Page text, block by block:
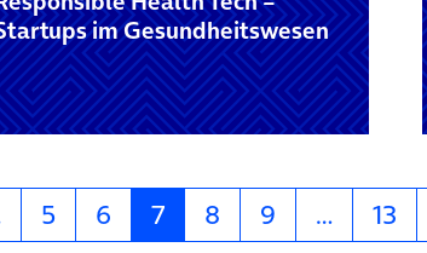
im Gesundheitswesen
5 6 7 8 9 … 13